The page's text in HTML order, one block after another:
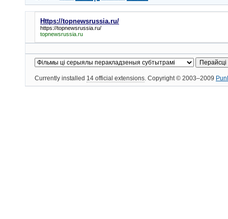
Https://topnewsrussia.ru/
https://topnewsrussia.ru/
topnewsrussia.ru
Currently installed 14 official extensions. Copyright © 2003–2009